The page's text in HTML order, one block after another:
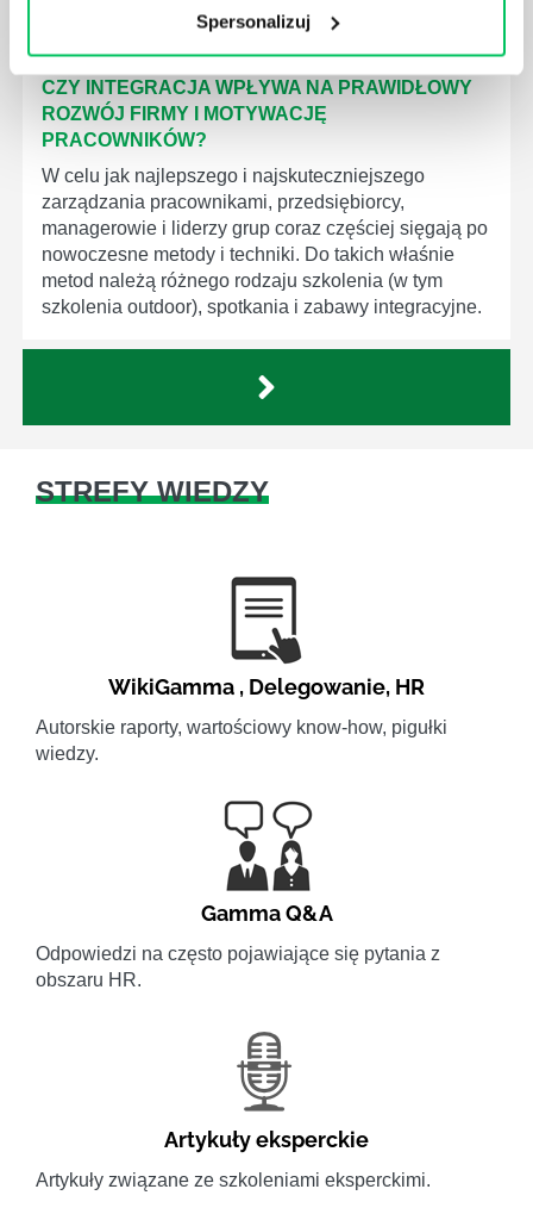
Spersonalizuj
CZY INTEGRACJA WPŁYWA NA PRAWIDŁOWY
ROZWÓJ FIRMY I MOTYWACJĘ
PRACOWNIKÓW?
W celu jak najlepszego i najskuteczniejszego
zarządzania pracownikami, przedsiębiorcy,
managerowie i liderzy grup coraz częściej sięgają po
nowoczesne metody i techniki. Do takich właśnie
metod należą różnego rodzaju szkolenia (w tym
szkolenia outdoor), spotkania i zabawy integracyjne.
STREFY WIEDZY
WikiGamma , Delegowanie, HR
Autorskie raporty, wartościowy know-how, pigułki
wiedzy.
Gamma Q&A
Odpowiedzi na często pojawiające się pytania z
obszaru HR.
Artykuły eksperckie
Artykuły związane ze szkoleniami eksperckimi.